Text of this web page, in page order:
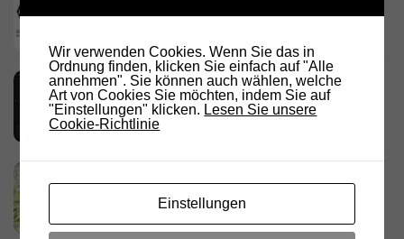
Neues dashboard für APRS Digi
28. JULI 2026
23. JULI 2026
Wir verwenden Cookies. Wenn Sie das in
Ordnung finden, klicken Sie einfach auf "Alle
annehmen". Sie können auch wählen, welche
Art von Cookies Sie möchten, indem Sie auf
"Einstellungen" klicken. Lesen Sie unsere
Cookie-Richtlinie
Einstellungen